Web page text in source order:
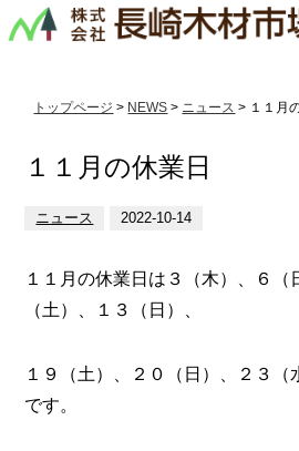
トップページ > NEWS > ニュース > １１月
１１月の休業日
ニュース 2022-10-14
１１月の休業日は３（木）、６（
（土）、１３（日）、
１９（土）、２０（日）、２３（
です。